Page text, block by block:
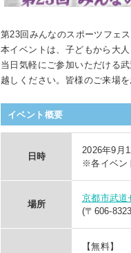
第23回みんなのスポーツフェ
本イベントは、子どもから大
当日気軽にご参加いただける
越しください。皆様のご来場を
イベント概要
日時
2026年9月
※各イベン
場所
京都市武道
(〒606-
【無料】